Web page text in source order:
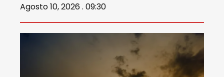
Agosto 10, 2026 . 09:30